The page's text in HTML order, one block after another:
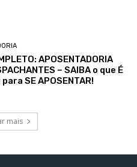
APOSENTADORIA
– SAIBA o que É
para SE APOSENTAR!
mais